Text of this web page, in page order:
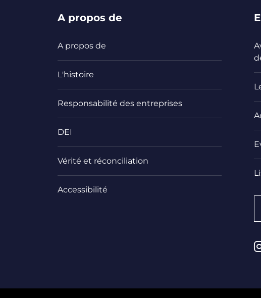
A propos de
A propos de
L'histoire
Responsabilité des entreprises
DEI
Vérité et réconciliation
Accessibilité